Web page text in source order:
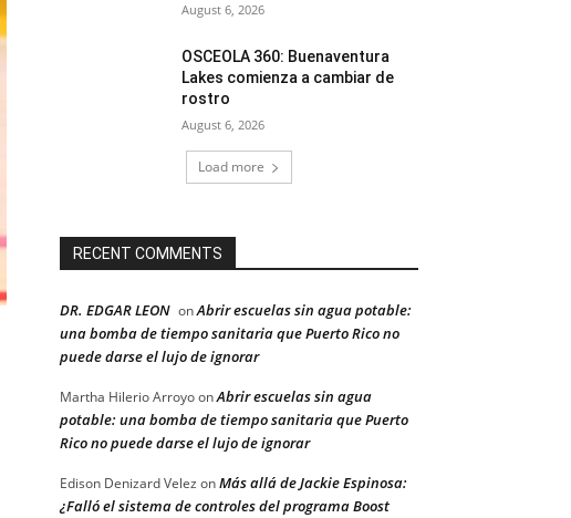
August 6, 2026
OSCEOLA 360: Buenaventura
Lakes comienza a cambiar de
rostro
August 6, 2026
Load more
RECENT COMMENTS
DR. EDGAR LEON onAbrir escuelas sin agua potable:
una bomba de tiempo sanitaria que Puerto Rico no
puede darse el lujo de ignorar
Martha Hilerio ArroyoonAbrir escuelas sin agua
potable: una bomba de tiempo sanitaria que Puerto
Rico no puede darse el lujo de ignorar
Edison Denizard Velez onMás allá de Jackie Espinosa:
¿Falló el sistema de controles del programa Boost